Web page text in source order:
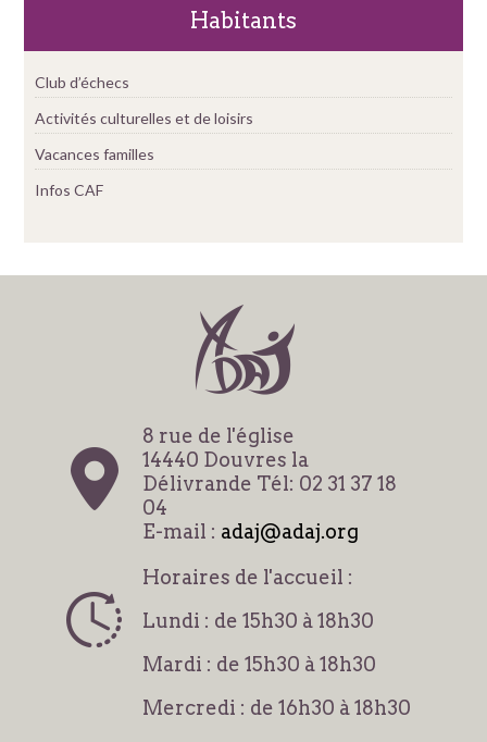
Habitants
Club d’échecs
Activités culturelles et de loisirs
Vacances familles
Infos CAF
8 rue de l'église
14440 Douvres la
Délivrande Tél: 02 31 37 18
04
E-mail : adaj@adaj.org
Horaires de l'accueil :
Lundi : de 15h30 à 18h30
Mardi : de 15h30 à 18h30
Mercredi : de 16h30 à 18h30